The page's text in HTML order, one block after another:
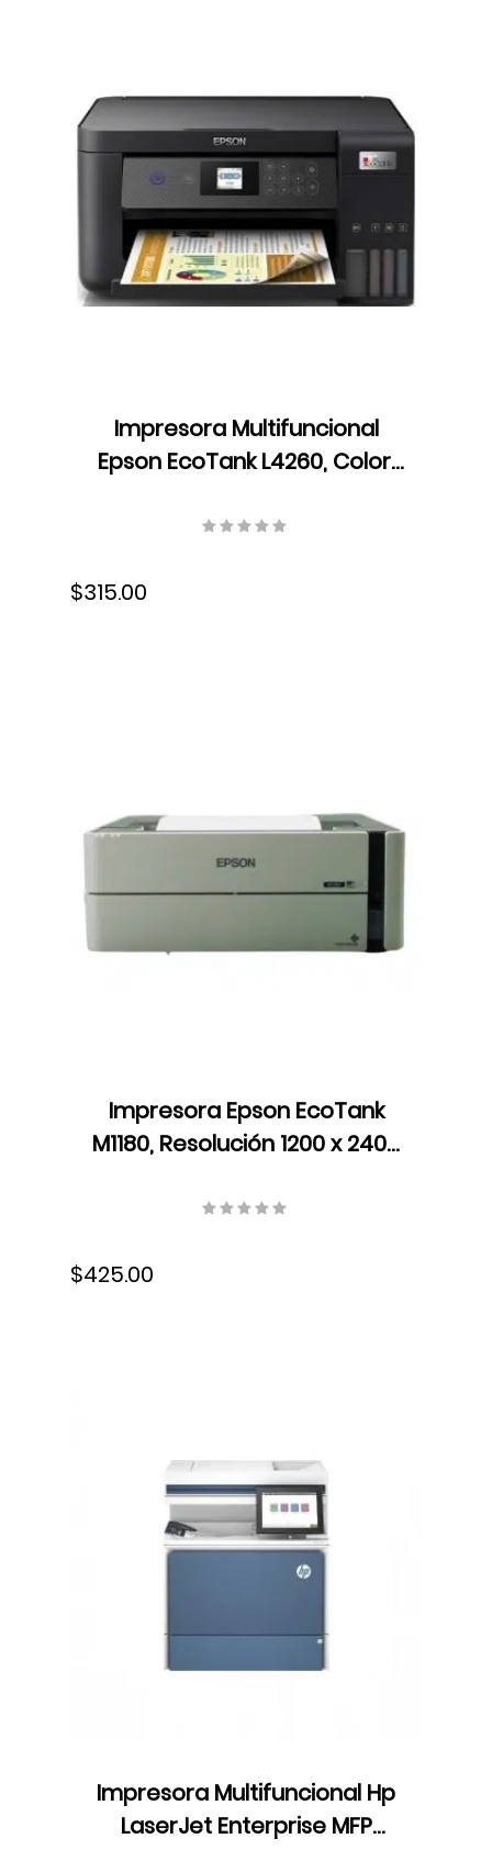
Impresora Multifuncional
Epson EcoTank L4260, Color,
C11CJ63301
$315.00
Impresora Epson EcoTank
M1180, Resolución 1200 x 2400
Velocidad 20 ISO ppm, Ciclo
$425.00
Impresora Multifuncional Hp
LaserJet Enterprise MFP